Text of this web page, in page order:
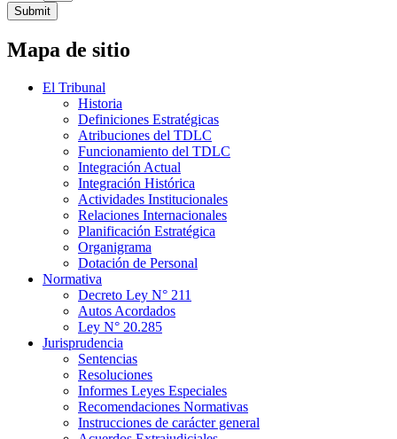
Submit
Mapa de sitio
El Tribunal
Historia
Definiciones Estratégicas
Atribuciones del TDLC
Funcionamiento del TDLC
Integración Actual
Integración Histórica
Actividades Institucionales
Relaciones Internacionales
Planificación Estratégica
Organigrama
Dotación de Personal
Normativa
Decreto Ley N° 211
Autos Acordados
Ley N° 20.285
Jurisprudencia
Sentencias
Resoluciones
Informes Leyes Especiales
Recomendaciones Normativas
Instrucciones de carácter general